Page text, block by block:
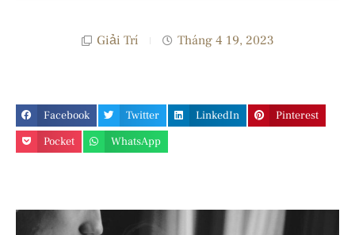
Giải Trí Tháng 4 19, 2023
Facebook Twitter LinkedIn
Pinterest
Pocket
WhatsApp